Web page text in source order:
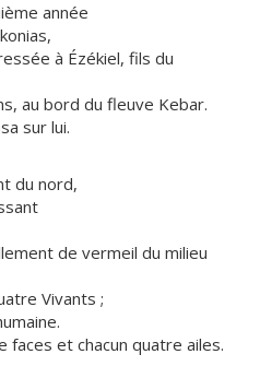
année
à Ézékiel, fils du
au bord du fleuve Kebar.
sur lui.
du nord,
de vermeil du milieu
Vivants ;
et chacun quatre ailes.